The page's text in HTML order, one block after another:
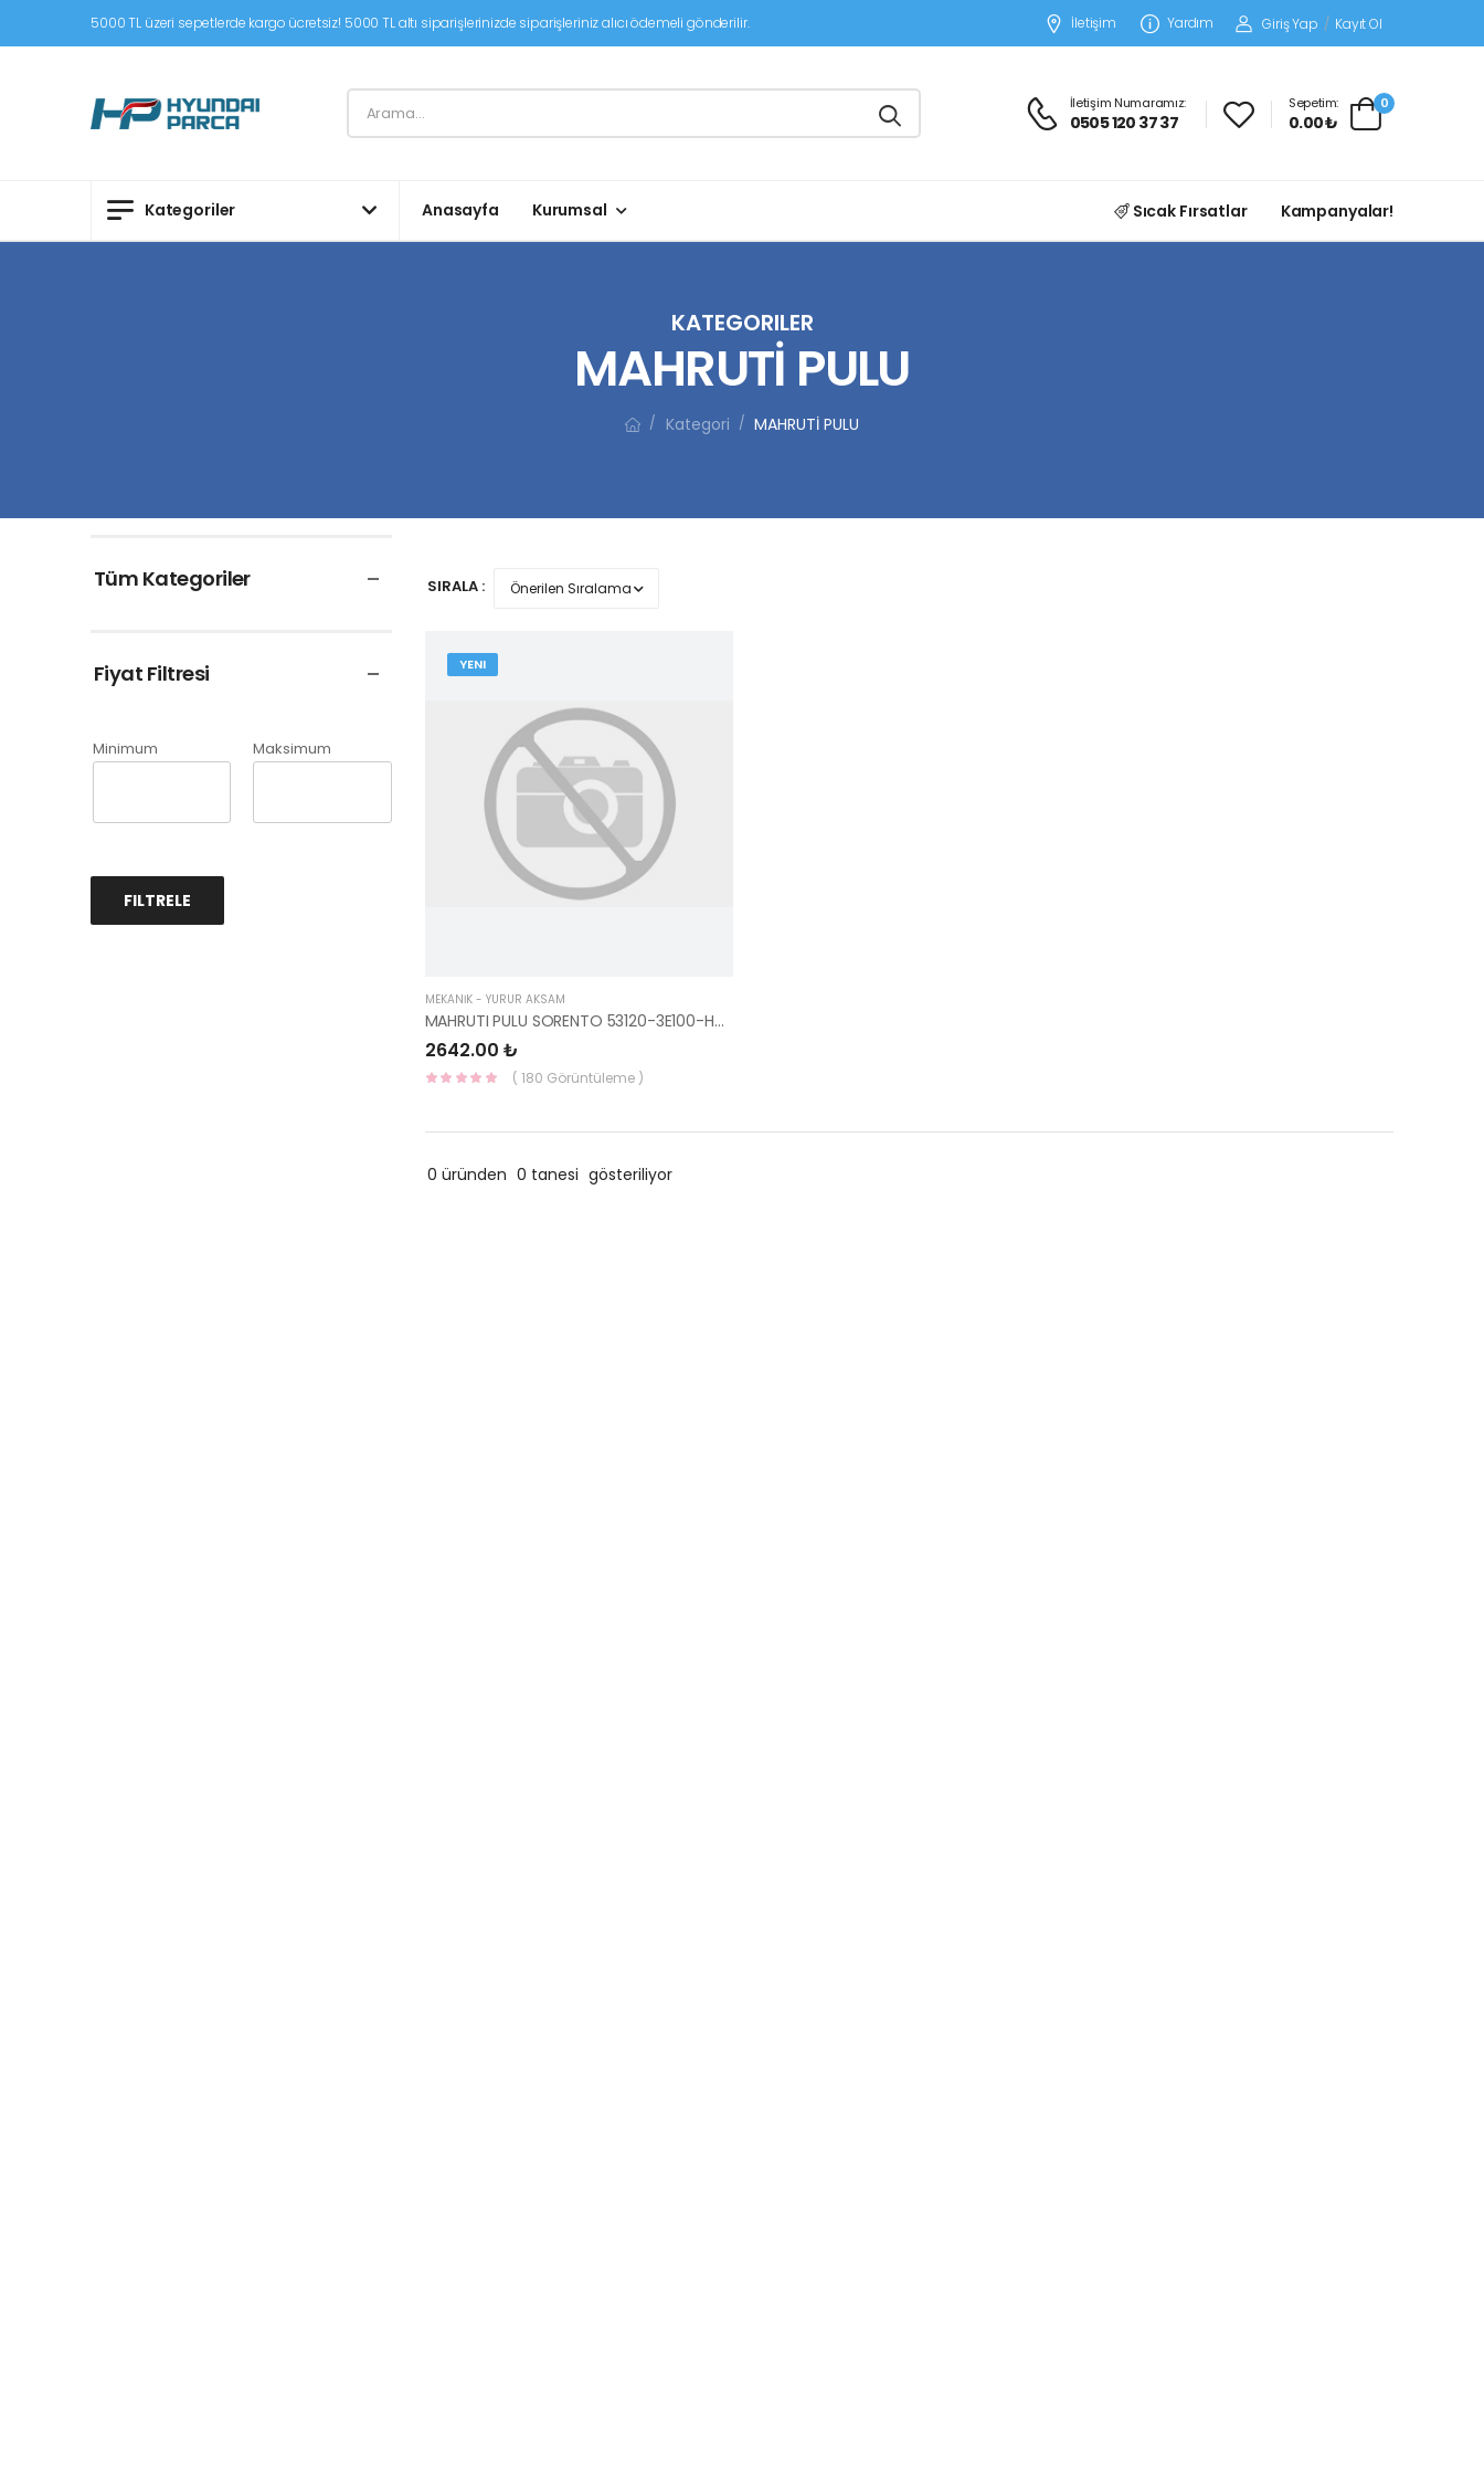
5000 TL üzeri sepetlerde kargo ücretsiz! 5000 TL altı siparişlerinizde siparişleriniz alıcı ödemeli gönderilir. İletişim Yardım Giriş Yap / Kayıt Ol
İletişim Numaramız:
0505 120 37 37
Sepetim:
0.00 ₺
0
Kategoriler Anasayfa Kurumsal Sıcak Fırsatlar Kampanyalar!
KATEGORILER
MAHRUTİ PULU
/ Kategori / MAHRUTİ PULU
Tüm Kategoriler
Fiyat Filtresi
Minimum Maksimum
FILTRELE
SIRALA :
YENI
MEKANİK - YÜRÜR AKSAM
MAHRUTI PULU SORENTO 53120-3E100-HMC
2642.00 ₺
( 180 Görüntüleme )
0 üründen 0 tanesi gösteriliyor